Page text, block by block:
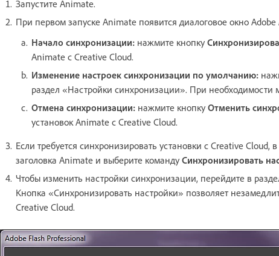
Запустите Animate.
При первом запуске Animate появится диалоговое окно
Начало синхронизации: нажмите кнопку
Animate с Creative Cloud.
Изменение настроек синхронизации по умолчанию:
раздел «Настройки синхронизации». При необходимости
Отмена синхронизации: нажмите кнопку Отменить
установок Animate с Creative Cloud.
Если требуется синхронизировать установки с Creative
заголовка Animate и выберите команду Синхронизировать
Чтобы изменить настройки синхронизации, перейдите в
Кнопка «Синхронизировать настройки» позволяет
Creative Cloud.